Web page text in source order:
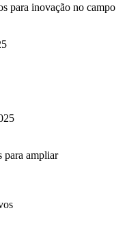
para inovação no campo
para ampliar